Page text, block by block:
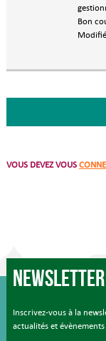
Bon
VOUS DEVEZ VOUS
Newsletter
Inscrivez-vous à la
actualités et